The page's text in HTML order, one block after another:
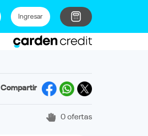
Ingresar
Compartir
0 ofertas